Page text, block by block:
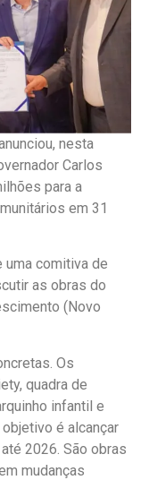
nesta
Carlos
para a
em 31
uma comitiva de
as obras do
(Novo
Os
quadra de
infantil e
é alcançar
2026. São obras
mudanças